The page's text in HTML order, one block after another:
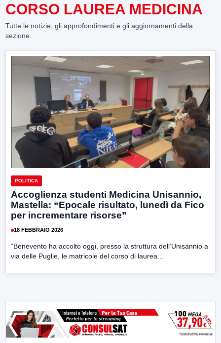
CORSO LAUREA MEDICINA
Tutte le notizie, gli approfondimenti e gli aggiornamenti della
sezione.
POLITICA
Accoglienza studenti Medicina Unisannio,
Mastella: “Epocale risultato, lunedì da Fico
per incrementare risorse”
18 FEBBRAIO 2026
“Benevento ha accolto oggi, presso la struttura dell’Unisannio a
via delle Puglie, le matricole del corso di laurea...